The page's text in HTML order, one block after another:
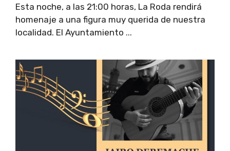
Esta noche, a las 21:00 horas, La Roda rendirá
homenaje a una figura muy querida de nuestra
localidad. El Ayuntamiento ...